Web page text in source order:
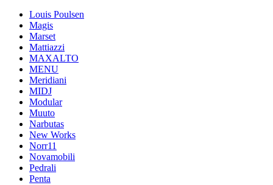
Louis Poulsen
Magis
Marset
Mattiazzi
MAXALTO
MENU
Meridiani
MIDJ
Modular
Muuto
Narbutas
New Works
Norr11
Novamobili
Pedrali
Penta